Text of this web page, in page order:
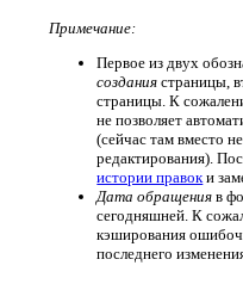
Примечание:
Первое из двух
создания страницы,
страницы. К
не позволяет
(сейчас там вместо
редактирования).
истории правоки
Дата обращения в
сегодняшней. К
кэширования
последнего